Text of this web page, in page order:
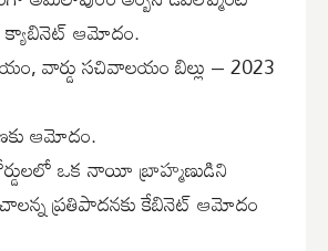
క్యాబినెట్ ఆమోదం.
వార్డు సచివాలయం బిల్లు – 2023
ఆమోదం.
ఒక నాయీ బ్రాహ్మణుడిని
ప్రతిపాదనకు కేబినెట్ ఆమోదం